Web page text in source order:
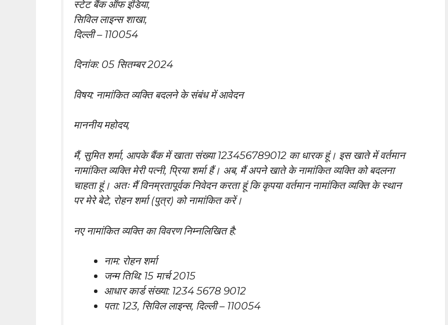
स्टेट बैंक ऑफ इंडिया,
सिविल लाइन्स शाखा,
दिल्ली – 110054
दिनांक: 05 सितम्बर 2024
विषय: नामांकित व्यक्ति बदलने के संबंध में आवेदन
माननीय महोदय,
मैं, सुमित शर्मा, आपके बैंक में खाता संख्या 123456789012 का धारक हूं। इस खाते में वर्तमान
नामांकित व्यक्ति मेरी पत्नी, प्रिया शर्मा हैं। अब, मैं अपने खाते के नामांकित व्यक्ति को बदलना
चाहता हूं। अतः मैं विनम्रतापूर्वक निवेदन करता हूं कि कृपया वर्तमान नामांकित व्यक्ति के स्थान
पर मेरे बेटे, रोहन शर्मा (पुत्र) को नामांकित करें।
नए नामांकित व्यक्ति का विवरण निम्नलिखित है:
नाम: रोहन शर्मा
जन्म तिथि: 15 मार्च 2015
आधार कार्ड संख्या: 1234 5678 9012
पता: 123, सिविल लाइन्स, दिल्ली – 110054